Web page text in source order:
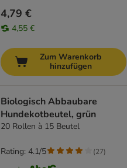
4,79 €
4,55 €
Zum Warenkorb
hinzufügen
Biologisch Abbaubare
Hundekotbeutel, grün
20 Rollen à 15 Beutel
Rating: 4.1/5 (27)